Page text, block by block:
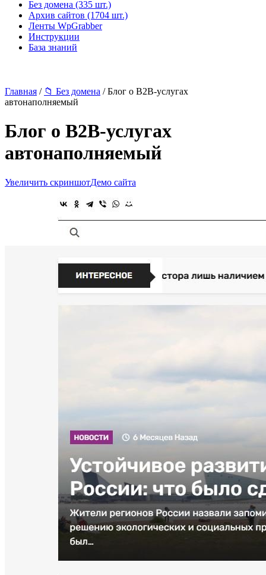
Без домена (335 шт.)
Архив сайтов (1704 шт.)
Ленты WpGrabber
Инструкции
База знаний
Главная / 📁 Без домена / Блог о B2B-услугах
автонаполняемый
Блог о B2B-услугах
автонаполняемый
Увеличить скриншотДемо сайта